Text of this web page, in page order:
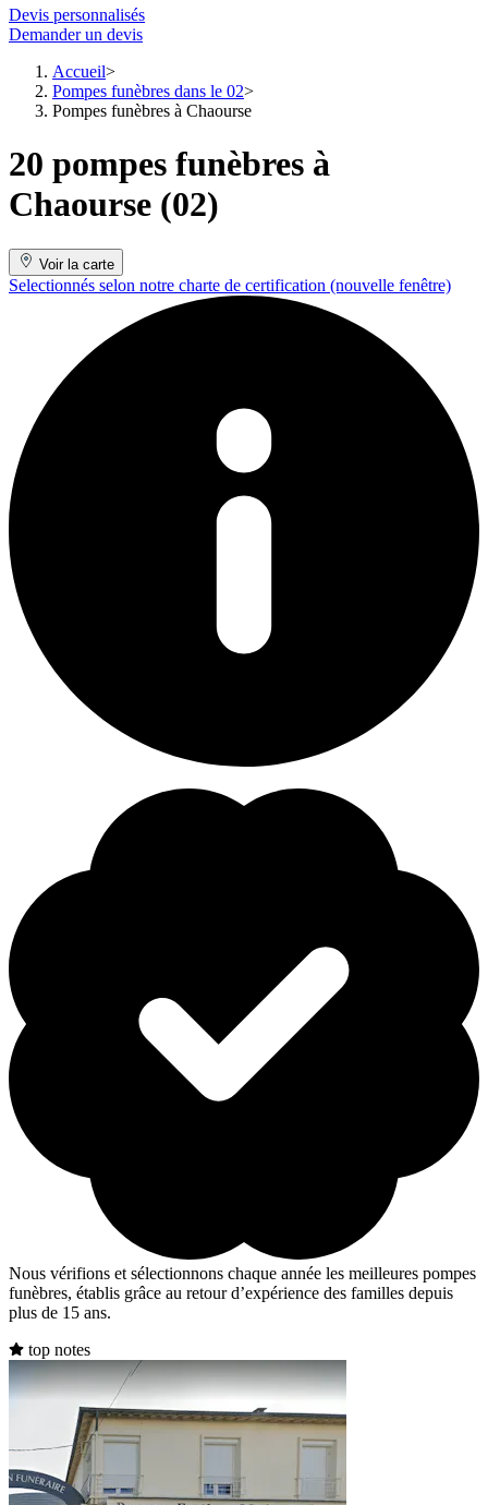
Devis personnalisés
Demander un devis
Accueil
Pompes funèbres dans le 02
Pompes funèbres à Chaourse
20 pompes funèbres à
Chaourse (02)
Voir la carte
Selectionnés selon notre charte de certification (nouvelle fenêtre)
Nous vérifions et sélectionnons chaque année les meilleures pompes
funèbres, établis grâce au retour d’expérience des familles depuis
plus de 15 ans.
top notes